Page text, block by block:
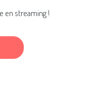
en streaming !